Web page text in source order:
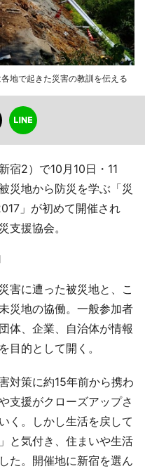
地で起きた災害の教訓を伝える
宿2）で10月10日・11
災地から防災を学ぶ「災
」が初めて開催され
支援協会。
害に遭った被災地と、こ
災地の協働。一般参加者
体、企業、自治体が情報
目的として開く。
対策に約15年前から携わ
支援がクローズアップさ
く。しかし生活を戻して
と気付き、住まいや生活
た。開催地に新宿を選ん